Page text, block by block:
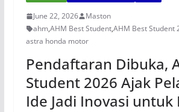
June 22, 2026
Maston
ahm,AHM Best Student,AHM Best Student
astra honda motor
Pendaftaran Dibuka,
Student 2026 Ajak
Ide Jadi Inovasi untuk